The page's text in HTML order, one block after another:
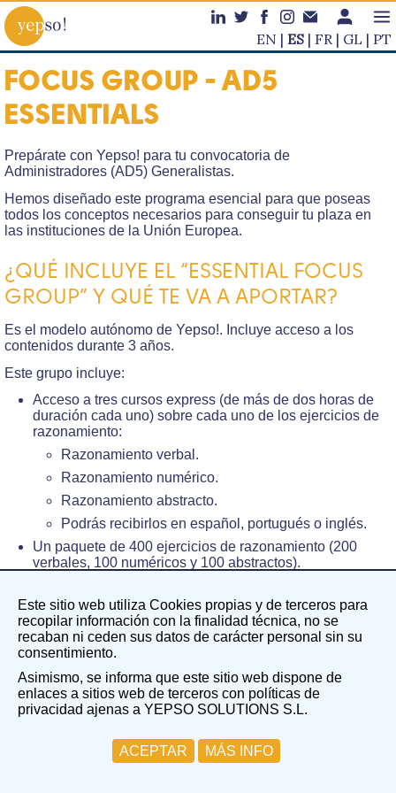
EN ES FR GL PT
FOCUS GROUP - AD5
ESSENTIALS
Prepárate con Yepso! para tu convocatoria de
Administradores (AD5) Generalistas.
Hemos diseñado este programa esencial para que poseas
todos los conceptos necesarios para conseguir tu plaza en
las instituciones de la Unión Europea.
¿QUÉ INCLUYE EL “ESSENTIAL FOCUS
GROUP” Y QUÉ TE VA A APORTAR?
Es el modelo autónomo de Yepso!. Incluye acceso a los
contenidos durante 3 años.
Este grupo incluye:
Acceso a tres cursos express (de más de dos horas de
duración cada uno) sobre cada uno de los ejercicios de
razonamiento:
Razonamiento verbal.
Razonamiento numérico.
Razonamiento abstracto.
Podrás recibirlos en español, portugués o inglés.
Un paquete de 400 ejercicios de razonamiento (200
verbales, 100 numéricos y 100 abstractos).
español, portugués, inglés, francés, italiano, croata,
griego o neerlandés. En los próximos días también
estarán disponibles en alemán, polaco y rumano.
Más lenguas de la UE estarán disponibles
Una sesión en vídeo (1 hora) sobre contextualización a
EU Knowledge.
5 exámenes de EU Knowledge: 150 preguntas.
Este sitio web utiliza Cookies propias y de terceros para
recopilar información con la finalidad técnica, no se
recaban ni ceden sus datos de carácter personal sin su
consentimiento.
Asimismo, se informa que este sitio web dispone de
enlaces a sitios web de terceros con políticas de
privacidad ajenas a YEPSO SOLUTIONS S.L.
ACEPTAR MÁS INFO